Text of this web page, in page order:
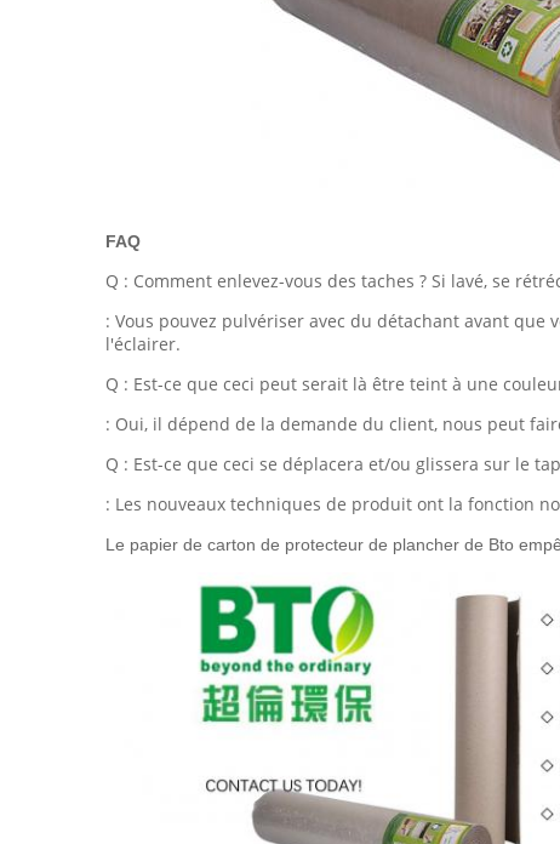
FAQ
Q : Comment enlevez-vous des taches ? Si lavé, se
: Vous pouvez pulvériser avec du détachant avant
l'éclairer.
Q : Est-ce que ceci peut serait là être teint à une
: Oui, il dépend de la demande du client, nous peut
Q : Est-ce que ceci se déplacera et/ou glissera sur le
: Les nouveaux techniques de produit ont la fonction
Le papier de carton de protecteur de plancher de Bto